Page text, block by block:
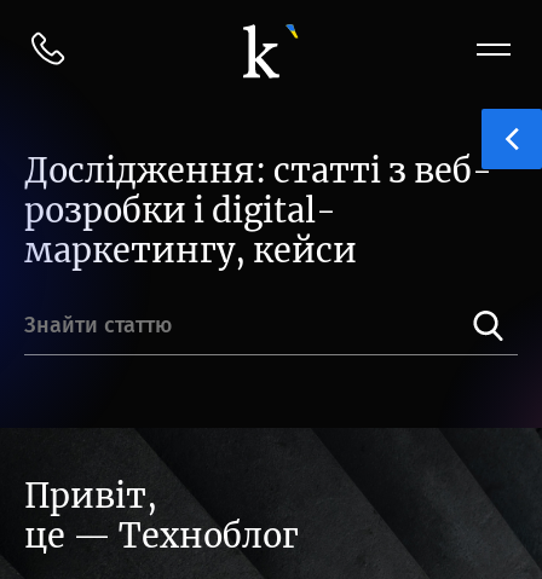
Дослідження: статті з веб-
розробки і digital-
маркетингу, кейси
Привіт,
це — Техноблог